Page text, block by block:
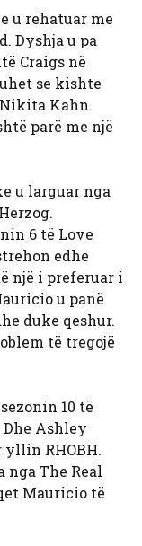
u rehatuar me
Dyshja u pa
Craigs në
se kishte
Kahn.
parë me një
u larguar nga
6 të Love
edhe
një i preferuar i
u panë
duke qeshur.
të tregojë
10 të
Dhe Ashley
yllin RHOBH.
nga The Real
Mauricio të